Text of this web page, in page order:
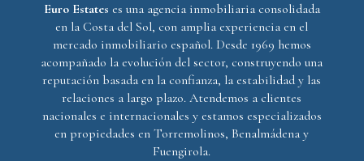
Euro Estates es una agencia inmobiliaria consolidada
en la Costa del Sol, con amplia experiencia en el
mercado inmobiliario español. Desde 1969 hemos
acompañado la evolución del sector, construyendo una
reputación basada en la confianza, la estabilidad y las
relaciones a largo plazo. Atendemos a clientes
nacionales e internacionales y estamos especializados
en propiedades en Torremolinos, Benalmádena y
Fuengirola.